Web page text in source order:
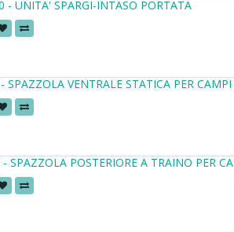
- UNITA' SPARGI-INTASO PORTATA
SPAZZOLA VENTRALE STATICA PER
- SPAZZOLA POSTERIORE A TRAINO PER